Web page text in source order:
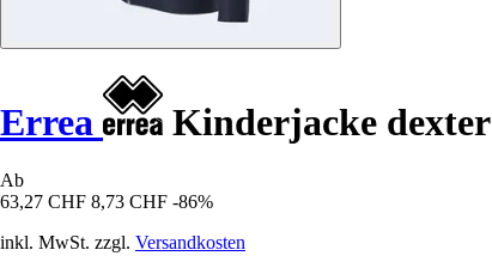
Errea Kinderjacke dexter
Ab
63,27 CHF 8,73 CHF -86%
inkl. MwSt. zzgl. Versandkosten